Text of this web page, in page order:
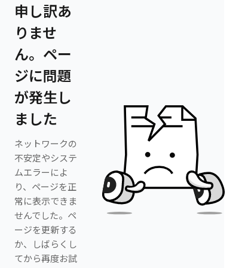
申し訳あ
りませ
ん。ペー
ジに問題
が発生し
ました
ネットワークの
不安定やシステ
ムエラーによ
り、ページを正
常に表示できま
せんでした。ペ
ージを更新する
か、しばらくし
てから再度お試